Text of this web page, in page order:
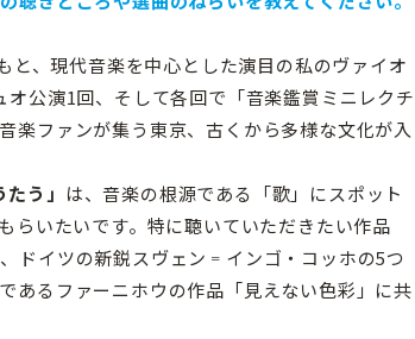
、現代音楽を中心とした演目の私のヴァイオ
公演1回、そして各回で「音楽鑑賞ミニレクチ
楽ファンが集う東京、古くから多様な文化が入
う」 は、音楽の根源である「歌」にスポット
らいたいです。特に聴いていただきたい作品
ドイツの新鋭スヴェン゠インゴ・コッホの5つ
あるファーニホウの作品「見えない色彩」に共